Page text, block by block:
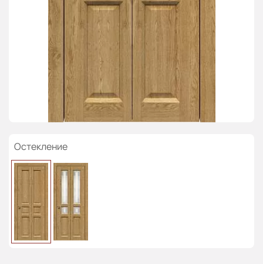
Остекление